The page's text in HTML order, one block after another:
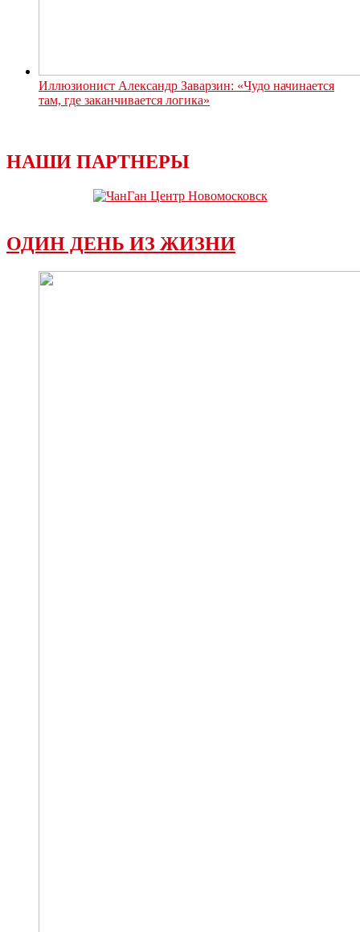
Иллюзионист Александр Заварзин: «Чудо начинается
там, где заканчивается логика»
НАШИ ПАРТНЕРЫ
ОДИН ДЕНЬ ИЗ ЖИЗНИ